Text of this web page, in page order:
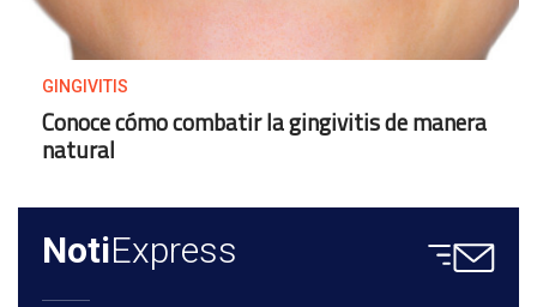
GINGIVITIS
Conoce cómo combatir la gingivitis de manera
natural
NotiExpress